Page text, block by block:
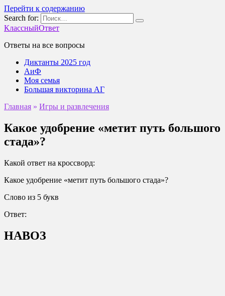
Перейти к содержанию
Search for:
КлассныйОтвет
Ответы на все вопросы
Диктанты 2025 год
АиФ
Моя семья
Большая викторина АГ
Главная » Игры и развлечения
Какое удобрение «метит путь большого
стада»?
Какой ответ на кроссворд:
Какое удобрение «метит путь большого стада»?
Слово из 5 букв
Ответ:
НАВОЗ